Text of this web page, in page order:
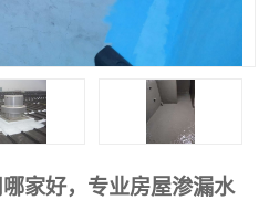
家好，专业房屋渗漏水